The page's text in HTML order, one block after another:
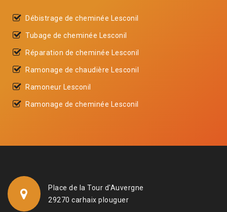
Débistrage de cheminée Lesconil
Tubage de cheminée Lesconil
Réparation de cheminée Lesconil
Ramonage de chaudière Lesconil
Ramoneur Lesconil
Ramonage de cheminée Lesconil
Place de la Tour d'Auvergne
29270 carhaix plouguer